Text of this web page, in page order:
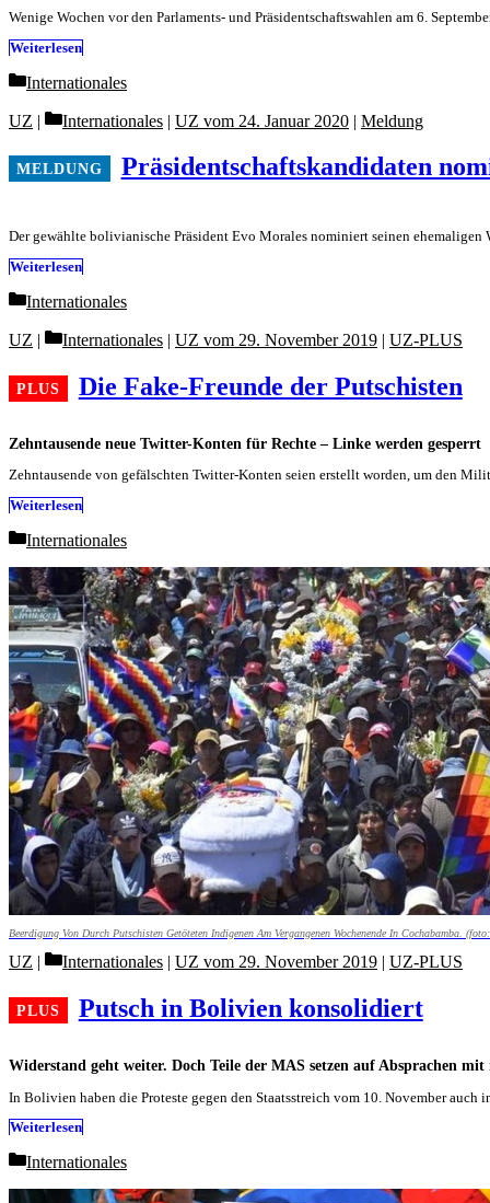
Wenige Wochen vor den Parlaments- und Präsidentschaftswahlen am 6.
Weiterlesen
Categories
Internationales
Präsidentschaftskandidaten
UZ Categories
Internationales | UZ vom 24. Januar 2020 | Meldung
Der gewählte bolivianische Präsident Evo Morales nominiert seinen
Weiterlesen
Categories
Internationales
Zehntausende neue Twitter-Konten für Rechte – Linke werden gesperrt
Die Fake-Freunde der Putschisten
UZ Categories
Internationales | UZ vom 29. November 2019 | UZ-PLUS
Zehntausende von gefälschten Twitter-Konten seien erstellt worden, um den
Weiterlesen
Categories
Internationales
Beerdigung Von Durch Putschisten Getöteten Indigenen Am Vergangenen Wochenende In Cochabamba.
Widerstand geht weiter. Doch Teile der MAS setzen auf Absprachen mit
Putsch in Bolivien konsolidiert
UZ Categories
Internationales | UZ vom 29. November 2019 | UZ-PLUS
In Bolivien haben die Proteste gegen den Staatsstreich vom 10. November
Weiterlesen
Categories
Internationales